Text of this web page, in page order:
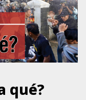
qué?